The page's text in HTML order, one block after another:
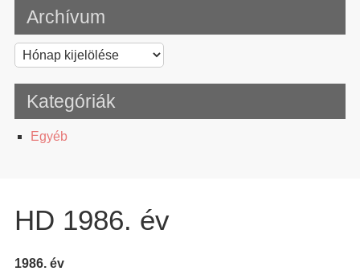
Archívum
Archívum
Kategóriák
Egyéb
HD 1986. év
1986. év